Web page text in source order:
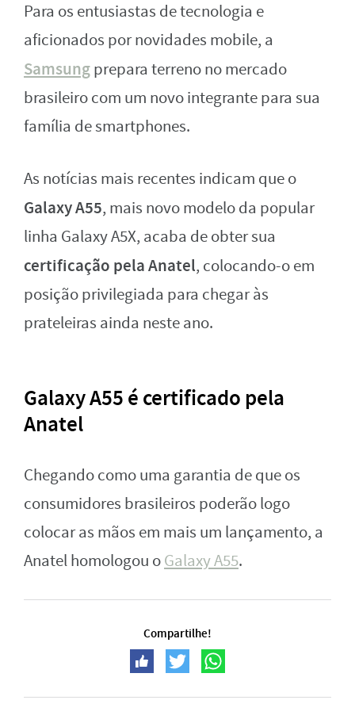
Para os entusiastas de tecnologia e
aficionados por novidades mobile, a
Samsungprepara terreno no mercado
brasileiro com um novo integrante para sua
família de smartphones.
As notícias mais recentes indicam que o
Galaxy A55, mais novo modelo da popular
linha Galaxy A5X, acaba de obter sua
certificação pela Anatel, colocando-o em
posição privilegiada para chegar às
prateleiras ainda neste ano.
Galaxy A55 é certificado pela
Anatel
Chegando como uma garantia de que os
consumidores brasileiros poderão logo
colocar as mãos em mais um lançamento, a
Anatel homologou oGalaxy A55.
Compartilhe!